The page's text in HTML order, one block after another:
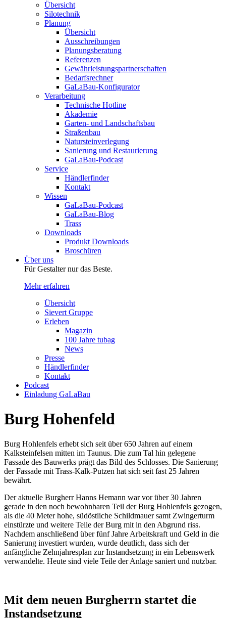
Übersicht
Silotechnik
Planung
Übersicht
Ausschreibungen
Planungsberatung
Referenzen
Gewährleistungspartnerschaften
Bedarfsrechner
GaLaBau-Konfigurator
Verarbeitung
Technische Hotline
Akademie
Garten- und Landschaftsbau
Straßenbau
Natursteinverlegung
Sanierung und Restaurierung
GaLaBau-Podcast
Service
Händlerfinder
Kontakt
Wissen
GaLaBau-Podcast
GaLaBau-Blog
Trass
Downloads
Produkt Downloads
Broschüren
Über uns
Für Gestalter nur das Beste.
Mehr erfahren
Übersicht
Sievert Gruppe
Erleben
Magazin
100 Jahre tubag
News
Presse
Händlerfinder
Kontakt
Podcast
Einladung GaLaBau
Burg Hohenfeld
Burg Hohlenfels erhebt sich seit über 650 Jahren auf einem
Kalksteinfelsen mitten im Taunus. Die zum Tal hin gelegene
Fassade des Bauwerks prägt das Bild des Schlosses. Die Sanierung
der Fassade mit Trass-Kalk-Putzen hat sich seit fast 25 Jahren
bewährt.
Der aktuelle Burgherr Hanns Hemann war vor über 30 Jahren
gerade in den noch bewohnbaren Teil der Burg Hohlenfels gezogen,
als die 40 Meter hohe, südöstliche Schildmauer samt Zwingerturm
einstürzte und weitere Teile der Burg mit in den Abgrund riss.
Nachdem anschließend über fünf Jahre Arbeitskraft und Geld in die
Sanierung investiert wurden, wurde deutlich, dass sich der
anfängliche Zehnjahresplan zur Instandsetzung in ein Lebenswerk
verwandelte. Heute sind viele Teile der Anlage saniert und nutzbar.
Mit dem neuen Burgherrn startet die
Instandsetzung